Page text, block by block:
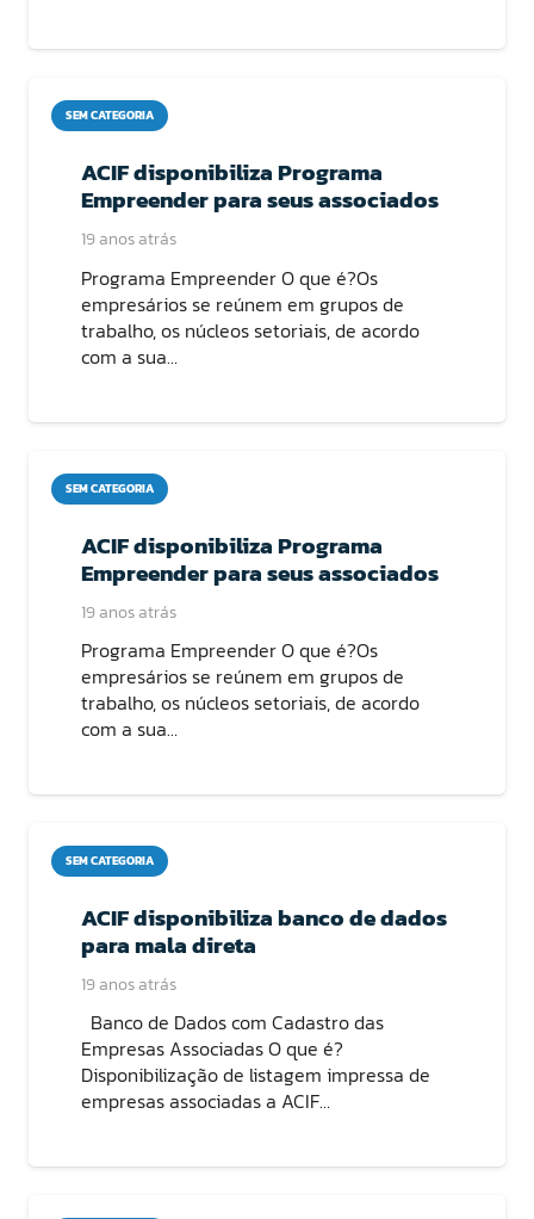
SEM CATEGORIA
ACIF disponibiliza Programa
Empreender para seus associados
19 anos atrás
Programa Empreender O que é?Os
empresários se reúnem em grupos de
trabalho, os núcleos setoriais, de acordo
com a sua…
SEM CATEGORIA
ACIF disponibiliza Programa
Empreender para seus associados
19 anos atrás
Programa Empreender O que é?Os
empresários se reúnem em grupos de
trabalho, os núcleos setoriais, de acordo
com a sua…
SEM CATEGORIA
ACIF disponibiliza banco de dados
para mala direta
19 anos atrás
Banco de Dados com Cadastro das
Empresas Associadas O que é?
Disponibilização de listagem impressa de
empresas associadas a ACIF…